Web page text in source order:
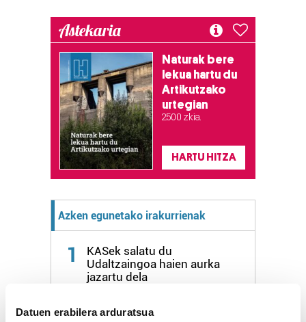
Datuen erabilera arduratsua
Astekaria
Naturak bere
lekua hartu du
Artikutzako
urtegian
2.500 zkia.
HARTU HITZA
Azken egunetako irakurrienak
1
KASek salatu du
Udaltzaingoa haien aurka
jazartu dela
Dunkel und licht